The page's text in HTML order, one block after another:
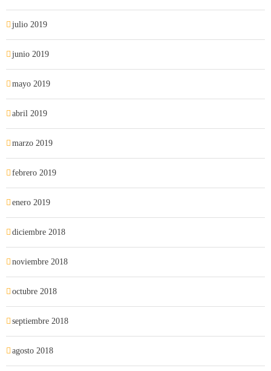
julio 2019
junio 2019
mayo 2019
abril 2019
marzo 2019
febrero 2019
enero 2019
diciembre 2018
noviembre 2018
octubre 2018
septiembre 2018
agosto 2018